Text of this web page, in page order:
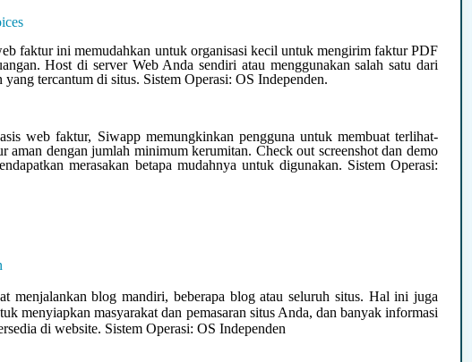
faktur ini memudahkan untuk organisasi kecil untuk mengirim faktur PDF
Host di server Web Anda sendiri atau menggunakan salah satu dari
yang tercantum di situs. Sistem Operasi: OS Independen.
web faktur, Siwapp memungkinkan pengguna untuk membuat terlihat-
aman dengan jumlah minimum kerumitan. Check out screenshot dan demo
merasakan betapa mudahnya untuk digunakan. Sistem Operasi:
menjalankan blog mandiri, beberapa blog atau seluruh situs. Hal ini juga
menyiapkan masyarakat dan pemasaran situs Anda, dan banyak informasi
di website. Sistem Operasi: OS Independen